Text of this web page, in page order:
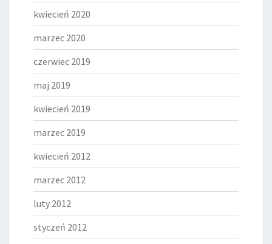
kwiecień 2020
marzec 2020
czerwiec 2019
maj 2019
kwiecień 2019
marzec 2019
kwiecień 2012
marzec 2012
luty 2012
styczeń 2012